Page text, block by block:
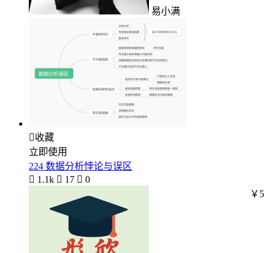
易小满
收藏
立即使用
224 数据分析悖论与误区
 1.1k  17  0
￥5